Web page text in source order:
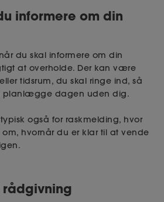
informere om din
du skal informere om din
at overholde. Der kan være
tidsrum, du skal ringe ind, så
planlægge dagen uden dig.
også for raskmelding, hvor
hvornår du er klar til at vende
rådgivning